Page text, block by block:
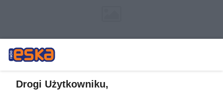
Drogi Użytkowniku,